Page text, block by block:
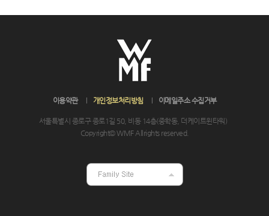
이용약관 개인정보처리방침 이메일주소 수집거부
서울특별시 종로구 종로1길 50, 비동 14층(중학동, 더케이트윈타워)
Copyright© WMF Allrights reserved.